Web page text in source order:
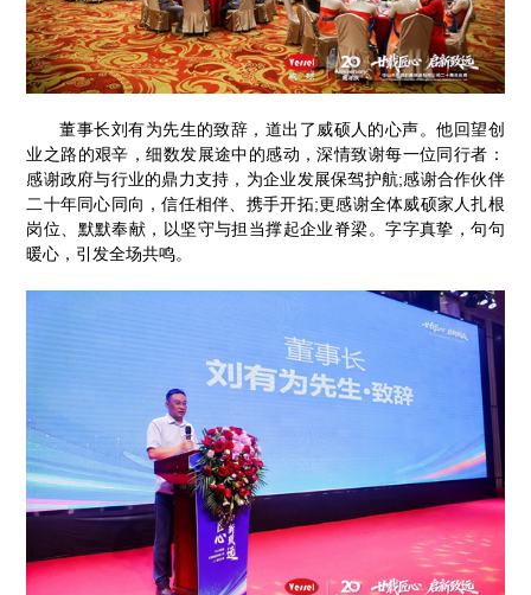
董事长刘有为先生的致辞，道出了威硕人的心声。他回望创
业之路的艰辛，细数发展途中的感动，深情致谢每一位同行者：
感谢政府与行业的鼎力支持，为企业发展保驾护航;感谢合作伙伴
二十年同心同向，信任相伴、携手开拓;更感谢全体威硕家人扎根
岗位、默默奉献，以坚守与担当撑起企业脊梁。字字真挚，句句
暖心，引发全场共鸣。